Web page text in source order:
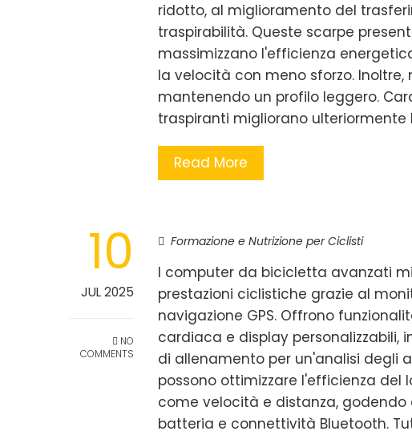
ridotto, al miglioramento del
traspirabilità. Queste scarpe
massimizzano l'efficienza
la velocità con meno sforzo.
mantenendo un profilo leggero.
traspiranti migliorano ulteriormente
Read More
10
JUL 2025
NO
COMMENTS
Formazione e Nutrizione per Ciclisti
I computer da bicicletta avanzati
prestazioni ciclistiche grazie al
navigazione GPS. Offrono
cardiaca e display
di allenamento per un'analisi degli
possono ottimizzare l'efficienza
come velocità e distanza,
batteria e connettività Bluetooth.